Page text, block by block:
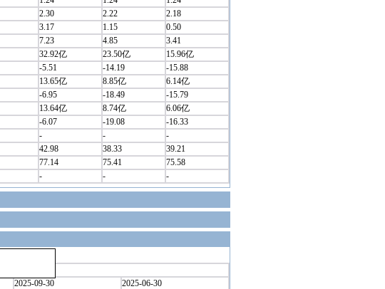
2.30 2.22
2.18
3.17 1.15
0.50
7.23 4.85
3.41
32.92亿 23.50亿
15.96亿
-5.51 -14.19
-15.88
13.65亿 8.85亿
6.14亿
-6.95 -18.49
-15.79
13.64亿 8.74亿
6.06亿
-6.07 -19.08
-16.33
- -
-
42.98 38.33
39.21
77.14 75.41
75.58
- - -
2025-09-30
2025-06-30